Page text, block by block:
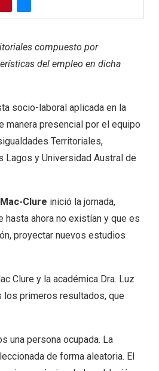
compuesto por
del empleo en dicha
socio-laboral aplicada en la
manera presencial por el equipo
Territoriales,
y Universidad Austral de
Clure inició la jornada,
ahora no existían y que es
proyectar nuevos estudios
Clure y la académica Dra. Luz
los primeros resultados, que
una persona ocupada. La
de forma aleatoria. El